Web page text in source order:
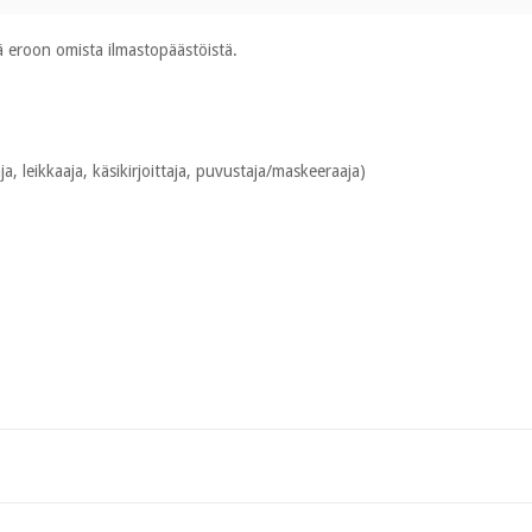
omista ilmastopäästöistä.
leikkaaja, käsikirjoittaja, puvustaja/maskeeraaja)